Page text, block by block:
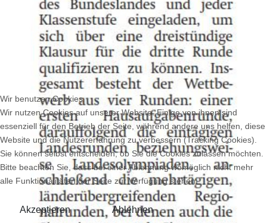
Wir benutzen Cookies
Wir nutzen Cookies auf unserer Website. Einige von ihnen sind
essenziell für den Betrieb der Seite, während andere uns helfen, diese
Website und die Nutzererfahrung zu verbessern (Tracking Cookies).
Sie können selbst entscheiden, ob Sie die Cookies zulassen möchten.
Bitte beachten Sie, dass bei einer Ablehnung womöglich nicht mehr
alle Funktionalitäten der Seite zur Verfügung stehen.
Akzeptieren Ablehnen